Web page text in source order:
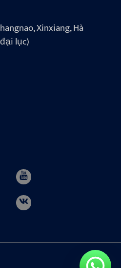
Xinxiang, Hà
lục)